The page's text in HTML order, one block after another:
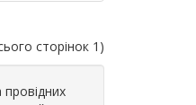
сторінок 1)
провідних